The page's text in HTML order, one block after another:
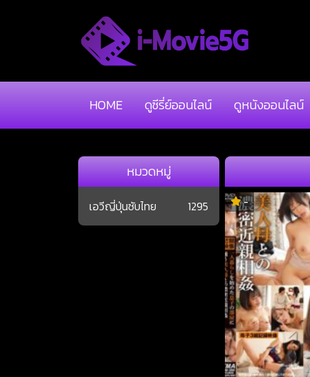
HOME ดูซีรี่ย์ออนไลน์ ดูหนังออนไลน์
หมวดหมู่
เอวีญี่ปุ่นซับไทย 1295 -